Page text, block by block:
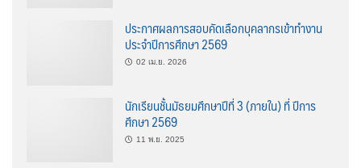
ประกาศผลการสอบคัดเลือกบุคลากรเข้าทำงาน
ประจำปีการศึกษา 2569
02 เม.ย. 2026
นักเรียนชั้นมัธยมศึกษาปีที่ 3 (ภายใน) ที่ ปีการ
ศึกษา 2569
11 พ.ย. 2025